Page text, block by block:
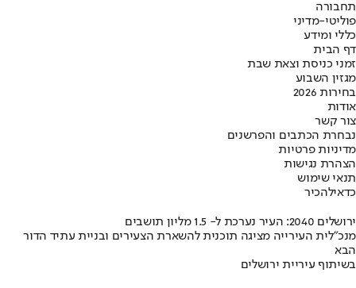
תחבורה
פוליטי-מדיני
כללי ומידע
דף הבית
זמני כניסת וצאת שבת
מגזין השבוע
בחירות 2026
אודות
צור קשר
נבחרת הכתבים והפרשנים
מדיניות פרטיות
הצהרת נגישות
תנאי שימוש
כדאילהכיר
ירושלים 2040: העיר נערכת ל- 1.5 מליון תושבים
מנכ"לית העירייה מציגה תוכנית להשארת הצעירים ובניית עתיד הדור
הבא
בשיתוף עיריית ירושלים